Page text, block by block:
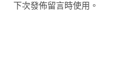
下次發佈留言時使用。